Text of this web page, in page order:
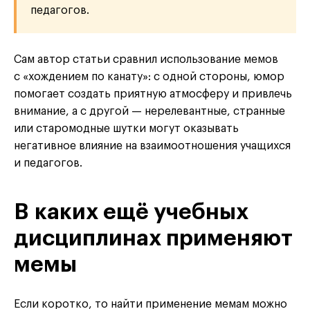
педагогов.
Сам автор статьи сравнил использование мемов
с «хождением по канату»: с одной стороны, юмор
помогает создать приятную атмосферу и привлечь
внимание, а с другой — нерелевантные, странные
или старомодные шутки могут оказывать
негативное влияние на взаимоотношения учащихся
и педагогов.
В каких ещё учебных
дисциплинах применяют
мемы
Если коротко, то найти применение мемам можно